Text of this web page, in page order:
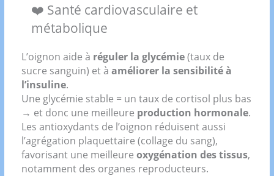
❤️ Santé cardiovasculaire et
métabolique
L’oignon aide à réguler la glycémie(taux de
sucre sanguin) et àaméliorer la sensibilité à
l’insuline.
Une glycémie stable = un taux de cortisol plus bas
→ et donc une meilleure production hormonale.
Les antioxydants de l’oignon réduisent aussi
l’agrégation plaquettaire (collage du sang),
favorisant une meilleureoxygénation des tissus,
notamment des organes reproducteurs.